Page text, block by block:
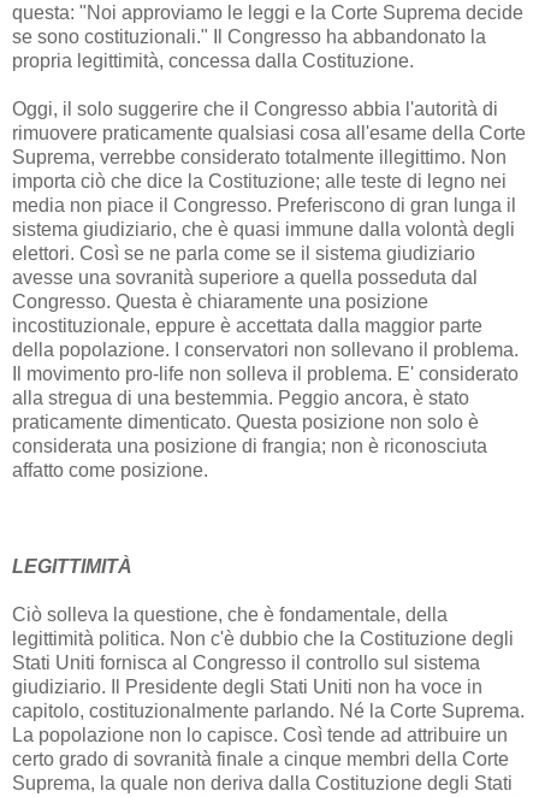
questa: "Noi approviamo le leggi e la Corte Suprema decide
se sono costituzionali." Il Congresso ha abbandonato la
propria legittimità, concessa dalla Costituzione.
Oggi, il solo suggerire che il Congresso abbia l'autorità di
rimuovere praticamente qualsiasi cosa all'esame della Corte
Suprema, verrebbe considerato totalmente illegittimo. Non
importa ciò che dice la Costituzione; alle teste di legno nei
media non piace il Congresso. Preferiscono di gran lunga il
sistema giudiziario, che è quasi immune dalla volontà degli
elettori. Così se ne parla come se il sistema giudiziario
avesse una sovranità superiore a quella posseduta dal
Congresso. Questa è chiaramente una posizione
incostituzionale, eppure è accettata dalla maggior parte
della popolazione. I conservatori non sollevano il problema.
Il movimento pro-life non solleva il problema. E' considerato
alla stregua di una bestemmia. Peggio ancora, è stato
praticamente dimenticato. Questa posizione non solo è
considerata una posizione di frangia; non è riconosciuta
affatto come posizione.
LEGITTIMITÀ
Ciò solleva la questione, che è fondamentale, della
legittimità politica. Non c'è dubbio che la Costituzione degli
Stati Uniti fornisca al Congresso il controllo sul sistema
giudiziario. Il Presidente degli Stati Uniti non ha voce in
capitolo, costituzionalmente parlando. Né la Corte Suprema.
La popolazione non lo capisce. Così tende ad attribuire un
certo grado di sovranità finale a cinque membri della Corte
Suprema, la quale non deriva dalla Costituzione degli Stati